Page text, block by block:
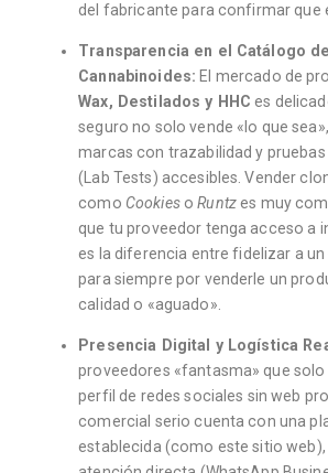
del fabricante para confirmar que
Transparencia en el Catálogo
Cannabinoides: El mercado de
Wax, Destilados y HHC es
seguro no solo vende «lo que
marcas con trazabilidad y
(Lab Tests) accesibles. Vender
como CookiesoRuntzes muy
que tu proveedor tenga acceso a
es la diferencia entre fidelizar a
para siempre por venderle un
calidad o «aguado».
Presencia Digital y Logística
proveedores «fantasma» que solo
perfil de redes sociales sin web
comercial serio cuenta con una
establecida (como este sitio web),